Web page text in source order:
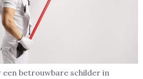
een betrouwbare schilder in